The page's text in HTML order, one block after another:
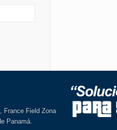
France Field Zona
Panamá.